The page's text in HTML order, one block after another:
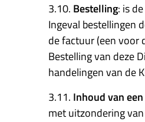
3.10. Bestelling: is
Ingeval bestellingen
de factuur (een voor
Bestelling van deze
handelingen van de
3.11. Inhoud van
met uitzondering